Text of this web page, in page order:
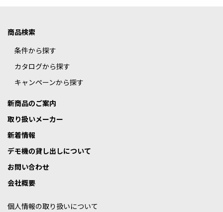
商品検索
条件から探す
カタログから探す
キャンペーンから探す
新商品のご案内
取り扱いメーカー
新着情報
デモ機の貸し出しについて
お問い合わせ
会社概要
個人情報の取り扱いについて